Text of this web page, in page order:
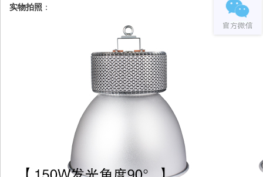
实物拍照 ：